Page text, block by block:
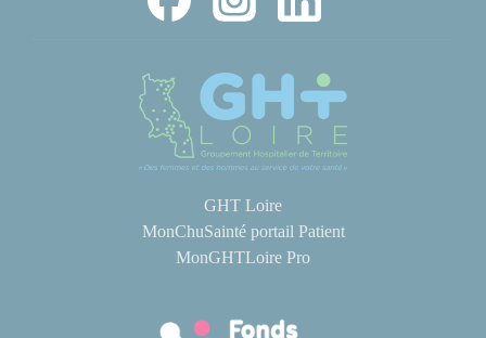
GHT Loire
MonChuSainté portail Patient
MonGHTLoire Pro